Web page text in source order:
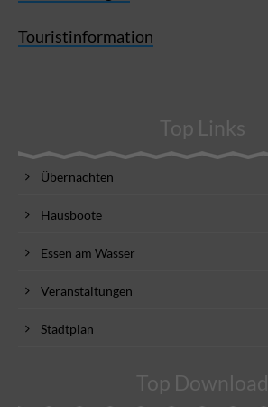
Touristinformation
Top Links
Übernachten
Hausboote
Essen am Wasser
Veranstaltungen
Stadtplan
Top Download